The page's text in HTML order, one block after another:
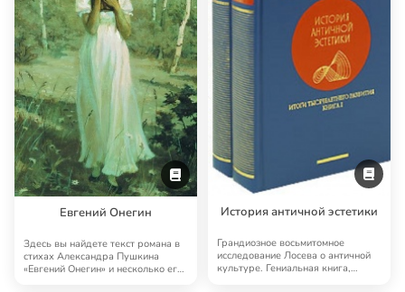
Евгений Онегин
Здесь вы найдете текст романа в
стихах Александра Пушкина
«Евгений Онегин» и несколько его
История античной эстетики
Грандиозное восьмитомное
исследование Лосева о античной
культуре. Гениальная книга,